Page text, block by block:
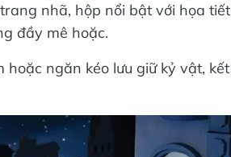
nhã, hộp nổi bật với họa tiết
đầy mê hoặc.
ngăn kéo lưu giữ kỷ vật, kết